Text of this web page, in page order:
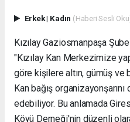
Erkek| Kadın (Haberi Sesli
Kızılay Gaziosmanpaşa
"Kızılay Kan Merkezimize
göre kişilere altın, gümüş
Kan bağış
edebiliyor. Bu anlamada
Köyü Derneği'nin düzenli